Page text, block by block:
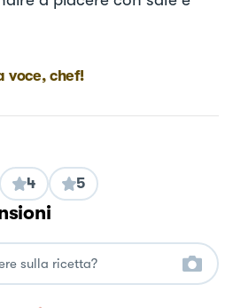
voce, chef!
4 5